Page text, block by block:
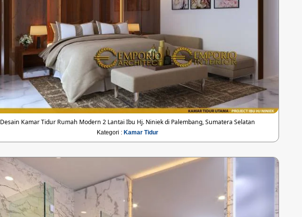
Desain Kamar Tidur Rumah Modern 2 Lantai Ibu Hj. Niniek di Palembang, Sumatera Selatan
Kategori : Kamar Tidur